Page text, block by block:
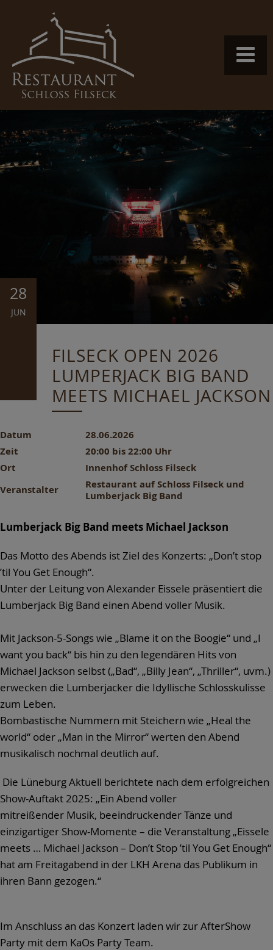
28
JUN
FILSECK OPEN 2026
LUMPERJACK BIG BAND
MEETS MICHAEL JACKSON
Datum
28.06.2026
Zeit
20:00 bis 22:00 Uhr
Ort
Innenhof Schloss Filseck
Veranstalter
Restaurant auf Schloss Filseck und
Lumberjack Big Band
Lumberjack Big Band meets Michael Jackson
Das Motto des Abends ist Ziel des Konzerts: „Don’t stop
’til You Get Enough“.
Unter der Leitung von Alexander Eissele präsentiert die
Lumberjack Big Band einen Abend voller Musik.
Mit Jackson-5-Songs wie „Blame it on the Boogie“ und „I
want you back“ bis hin zu den legendären Hits von
Michael Jackson selbst („Bad“, „Billy Jean“, „Thriller“, uvm.)
erwecken die Lumberjacker die Idyllische Schlosskulisse
zum Leben.
Bombastische Nummern mit Steichern wie „Heal the
world“ oder „Man in the Mirror“ werten den Abend
musikalisch nochmal deutlich auf.
Die Lüneburg Aktuell berichtete nach dem erfolgreichen
Show-Auftakt 2025: „Ein Abend voller
mitreißender Musik, beeindruckender Tänze und
einzigartiger Show-Momente – die Veranstaltung „Eissele
meets … Michael Jackson – Don’t Stop ’til You Get Enough“
hat am Freitagabend in der LKH Arena das Publikum in
ihren Bann gezogen.“
Im Anschluss an das Konzert laden wir zur AfterShow
Party mit dem KaOs Party Team.